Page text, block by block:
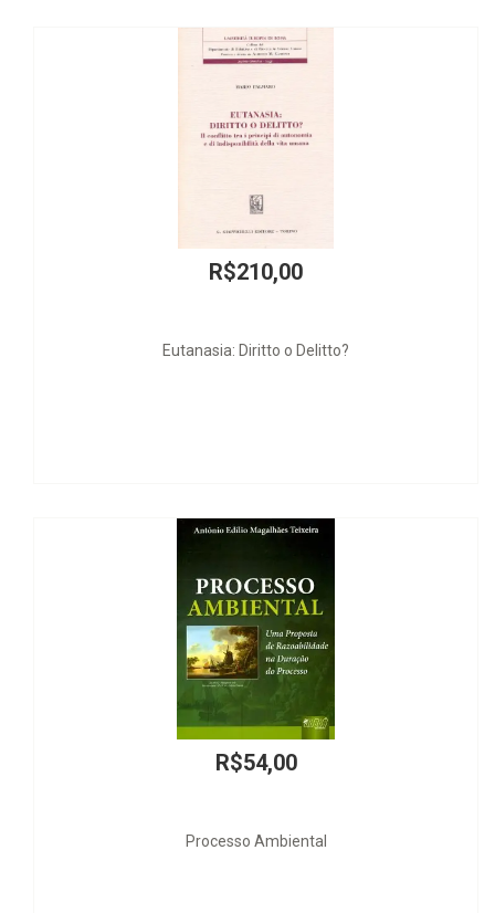
R$1.989,00
Estudio sobre Obligaciones
R$720,00
Caso Fortuito e Teoria da Imprevisão